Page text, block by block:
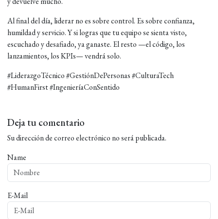
Al final del día, liderar no es sobre control. Es sobre confianza,
humildad y servicio. Y si logras que tu equipo se sienta visto,
escuchado y desafiado, ya ganaste. El resto —el código, los
lanzamientos, los KPIs— vendrá solo.
#LiderazgoTécnico #GestiónDePersonas #CulturaTech
#HumanFirst #IngenieríaConSentido
Deja tu comentario
Su dirección de correo electrónico no será publicada.
Name
E-Mail